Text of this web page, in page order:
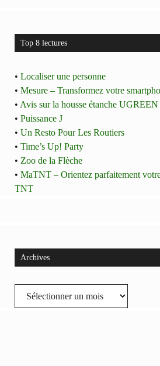
Top 8 lectures
• Localiser une personne
• Mesure – Transformez votre
• Avis sur la housse étanche
• Puissance J
• Un Resto Pour Les Routiers
• Time’s Up! Party
• Zoo de la Flèche
• MaTNT – Orientez parfaitement
TNT
Archives
Archives